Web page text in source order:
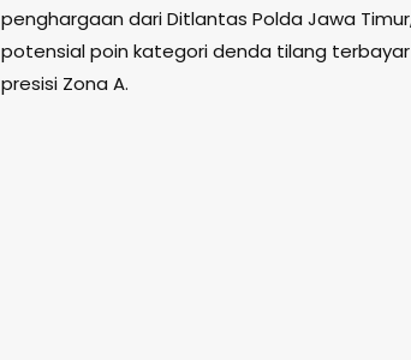
penghargaan dari Ditlantas Polda Jawa
potensial poin kategori denda tilang
presisi Zona A.